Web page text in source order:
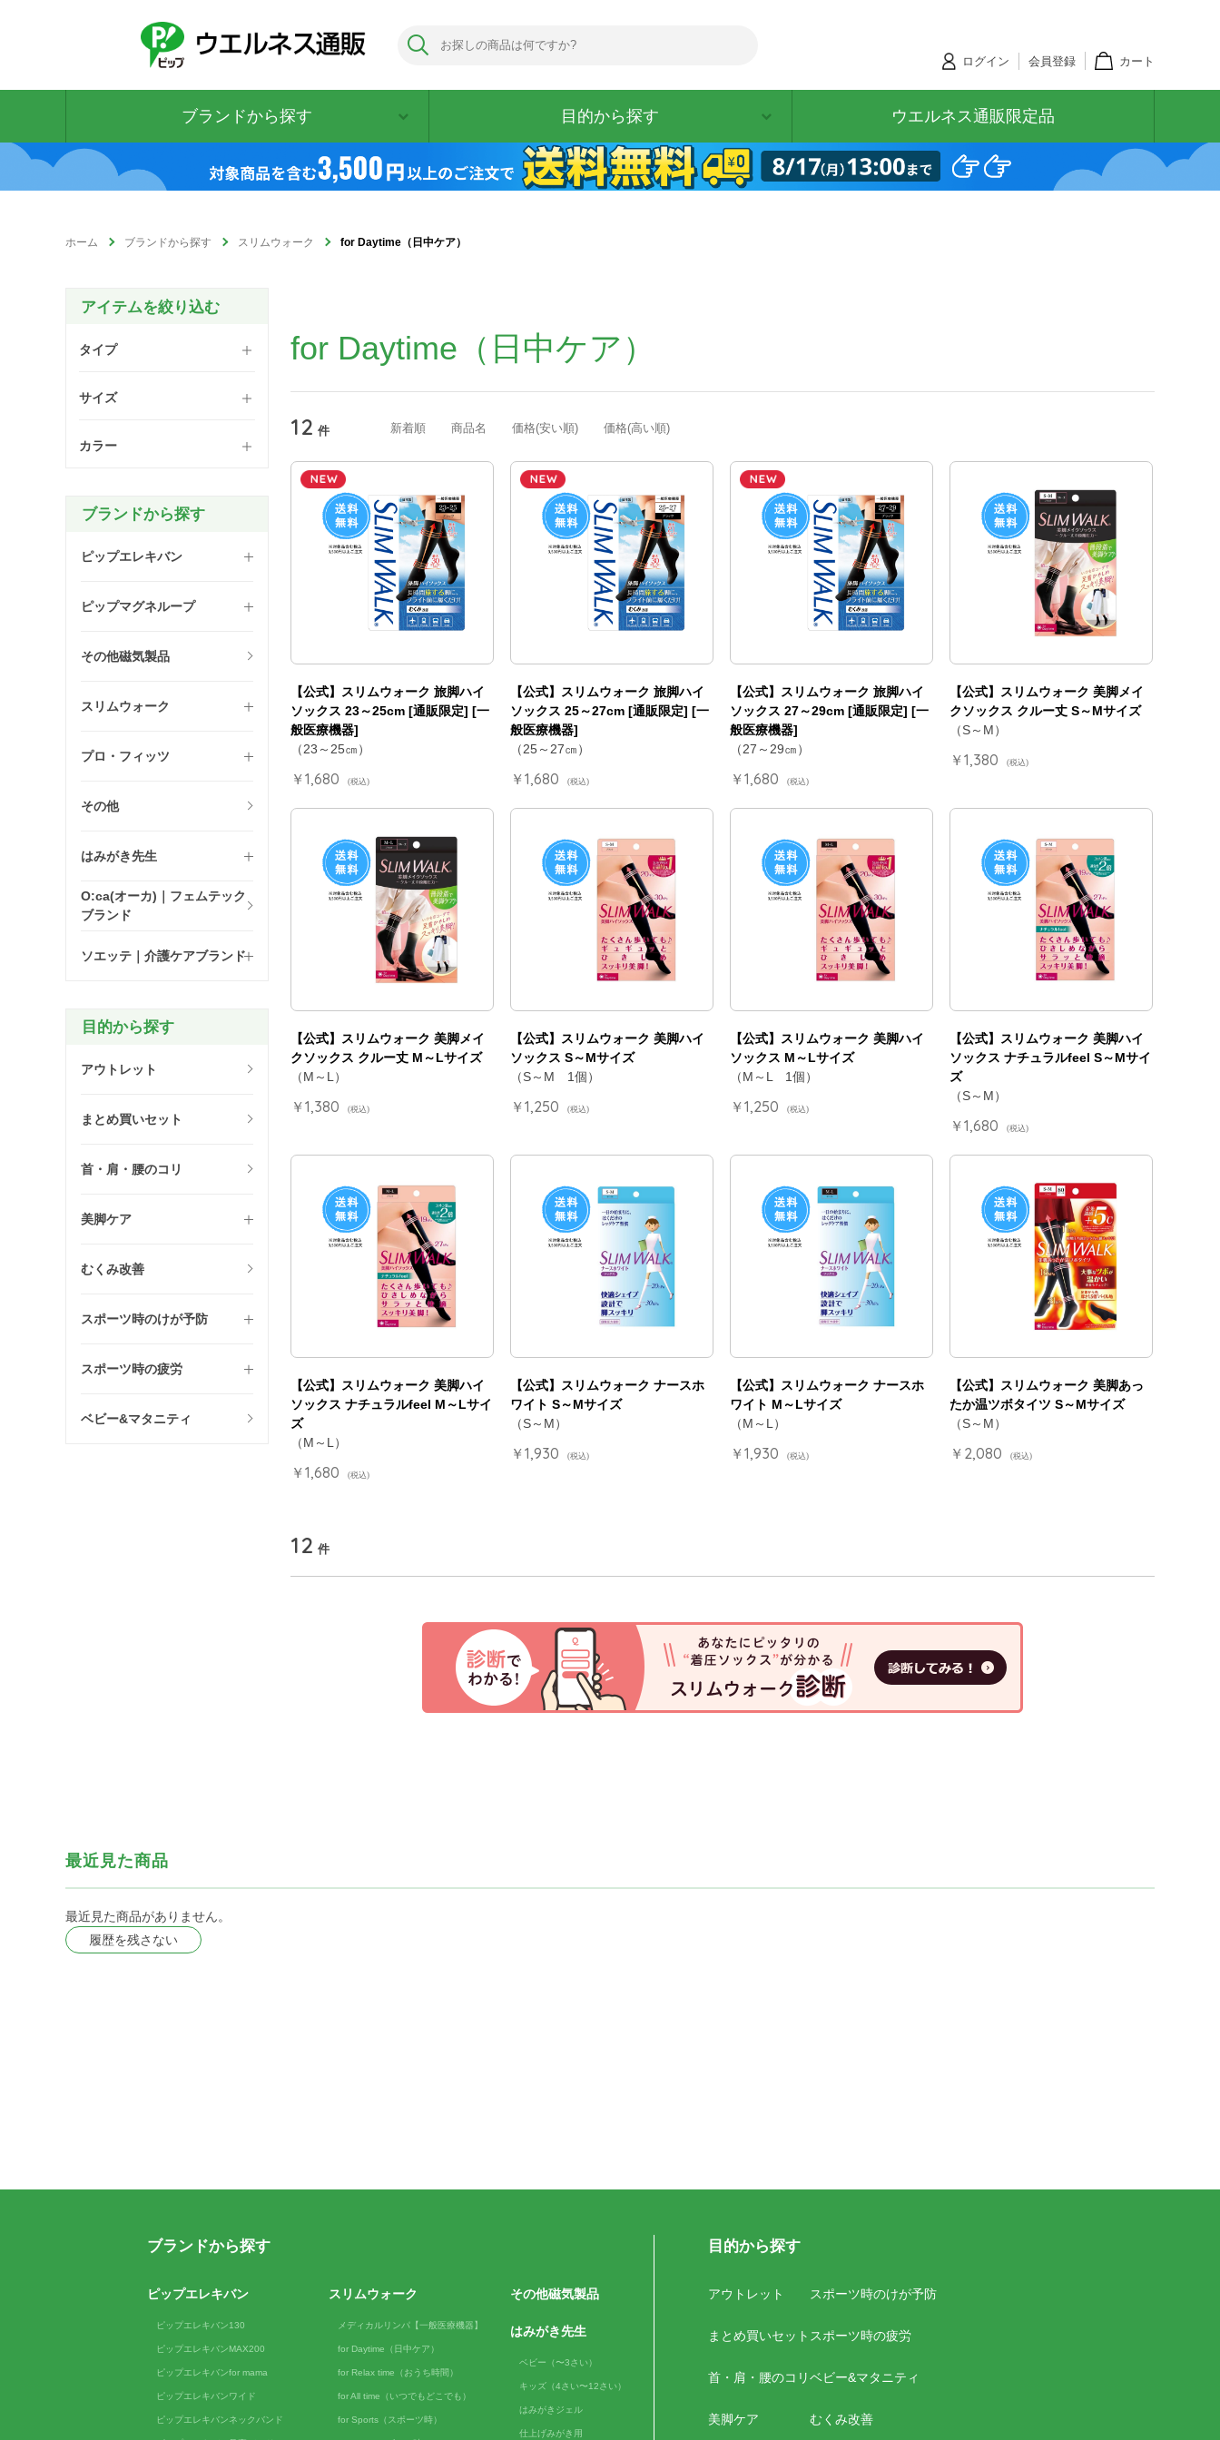
ログイン 会員登録 カート
ブランドから探す 目的から探す ウエルネス通販限定品
ホーム ブランドから探す スリムウォーク for Daytime（日中ケア）
タイプ
サイズ
カラー
ブランドから探す
ピップエレキバン
ピップマグネループ
その他磁気製品
スリムウォーク
プロ・フィッツ
その他
はみがき先生
O:ca(オーカ)｜フェムテック
ブランド
ソエッテ｜介護ケアブランド
目的から探す
アウトレット
まとめ買いセット
首・肩・腰のコリ
美脚ケア
むくみ改善
スポーツ時のけが予防
スポーツ時の疲労
ベビー&マタニティ
for Daytime（日中ケア）
新着順 商品名 価格(安い順) 価格(高い順)
12 件
【公式】スリムウォーク 旅脚ハイ
ソックス 23～25cm [通販限定] [一
般医療機器]
（23～25㎝）
￥1,680 (税込)
【公式】スリムウォーク 旅脚ハイ
ソックス 25～27cm [通販限定] [一
般医療機器]
（25～27㎝）
￥1,680 (税込)
【公式】スリムウォーク 旅脚ハイ
ソックス 27～29cm [通販限定] [一
般医療機器]
（27～29㎝）
￥1,680 (税込)
【公式】スリムウォーク 美脚メイ
クソックス クルー丈 S～Mサイズ
（S～M）
￥1,380 (税込)
【公式】スリムウォーク 美脚メイ
クソックス クルー丈 M～Lサイズ
（M～L）
￥1,380 (税込)
【公式】スリムウォーク 美脚ハイ
ソックス S～Mサイズ
（S～M 1個）
￥1,250 (税込)
【公式】スリムウォーク 美脚ハイ
ソックス M～Lサイズ
（M～L 1個）
￥1,250 (税込)
【公式】スリムウォーク 美脚ハイ
ソックス ナチュラルfeel S～Mサイ
ズ
（S～M）
￥1,680 (税込)
【公式】スリムウォーク 美脚ハイ
ソックス ナチュラルfeel M～Lサイ
ズ
（M～L）
￥1,680 (税込)
【公式】スリムウォーク ナースホ
ワイト S～Mサイズ
（S～M）
￥1,930 (税込)
【公式】スリムウォーク ナースホ
ワイト M～Lサイズ
（M～L）
￥1,930 (税込)
【公式】スリムウォーク 美脚あっ
たか温ツボタイツ S～Mサイズ
（S～M）
￥2,080 (税込)
12 件
最近見た商品
最近見た商品がありません。
履歴を残さない
ブランドから探す
ピップエレキバン
ピップエレキバン130
ピップエレキバンMAX200
ピップエレキバンfor mama
ピップエレキバンワイド
ピップエレキバンネックバンド
スリムウォーク
メディカルリンパ【一般医療機器】
for Daytime（日中ケア）
for Relax time（おうち時間）
for All time（いつでもどこでも）
for Sports（スポーツ時）
その他磁気製品
はみがき先生
ベビー（〜3さい）
キッズ（4さい〜12さい）
はみがきジェル
仕上げみがき用
目的から探す
アウトレット
まとめ買いセット
首・肩・腰のコリ
美脚ケア
スポーツ時のけが予防
スポーツ時の疲労
ベビー&マタニティ
むくみ改善